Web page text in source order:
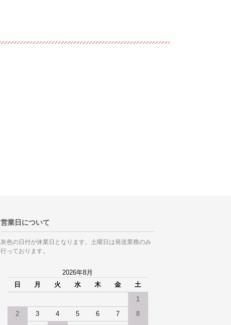
営業日について
灰色の日付が休業日となります。土曜日は発送業務のみ
行っております。
2026年8月
日
月 火 水 木 金 土
1
2 3 4 5 6 7 8